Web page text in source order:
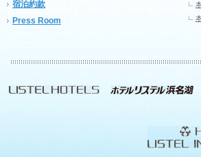
宿泊約款
Press Room